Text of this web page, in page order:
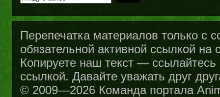
Перепечатка материалов только с
обязательной активной ссылкой на
Копируете наш текст —
ссылкой. Давайте уважать друг
© 2009—2026 Команда портала